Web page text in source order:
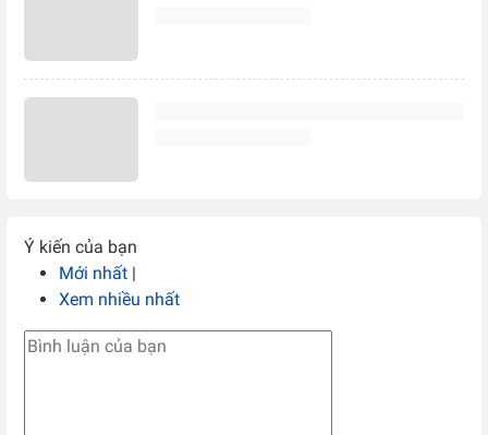
Ý kiến của bạn
Mới nhất |
Xem nhiều nhất